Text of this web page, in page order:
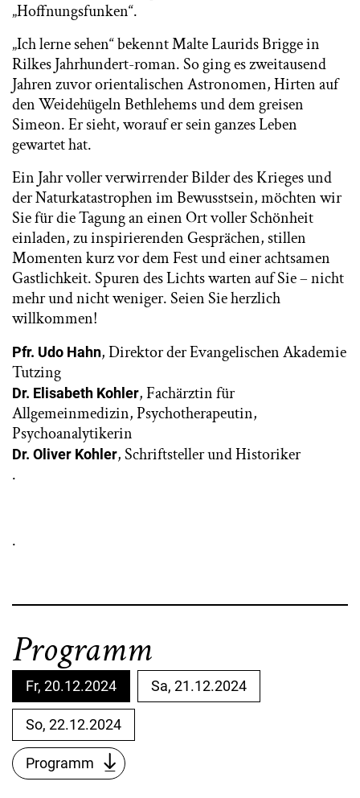
„Hoffnungsfunken“.
„Ich lerne sehen“ bekennt Malte Laurids Brigge in
Rilkes Jahrhundert-roman. So ging es zweitausend
Jahren zuvor orientalischen Astronomen, Hirten auf
den Weidehügeln Bethlehems und dem greisen
Simeon. Er sieht, worauf er sein ganzes Leben
gewartet hat.
Ein Jahr voller verwirrender Bilder des Krieges und
der Naturkatastrophen im Bewusstsein, möchten wir
Sie für die Tagung an einen Ort voller Schönheit
einladen, zu inspirierenden Gesprächen, stillen
Momenten kurz vor dem Fest und einer achtsamen
Gastlichkeit. Spuren des Lichts warten auf Sie – nicht
mehr und nicht weniger. Seien Sie herzlich
willkommen!
Pfr. Udo Hahn, Direktor der Evangelischen Akademie
Tutzing
Dr. Elisabeth Kohler, Fachärztin für
Allgemeinmedizin, Psychotherapeutin,
Psychoanalytikerin
Dr. Oliver Kohler, Schriftsteller und Historiker
.
.
Programm
Fr, 20.12.2024 Sa, 21.12.2024
So, 22.12.2024
Programm